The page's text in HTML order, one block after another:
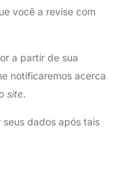
você a revise com
a partir de sua
notificaremos acerca
site.
dados após tais